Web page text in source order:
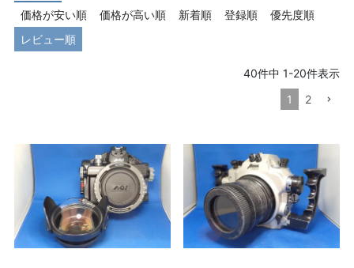
価格が安い順 価格が高い順 新着順 登録順
優先度順
レビュー順
40件中 1-20件表示
1
2